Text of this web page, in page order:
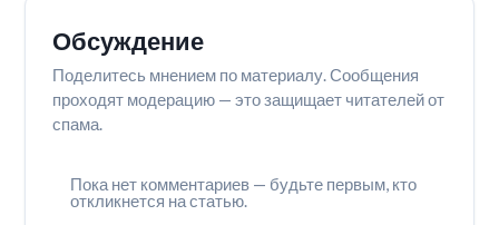
Обсуждение
Поделитесь мнением по материалу. Сообщения
проходят модерацию — это защищает читателей от
спама.
Пока нет комментариев — будьте первым, кто
откликнется на статью.